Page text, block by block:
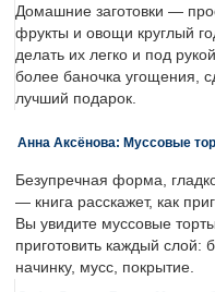
Домашние заготовки —
фрукты и овощи круглый
делать их легко и под
более баночка угощения,
лучший подарок.
Анна Аксёнова: Муссовые
Безупречная форма,
— книга расскажет, как
Вы увидите муссовые
приготовить каждый слой:
начинку, мусс, покрытие.